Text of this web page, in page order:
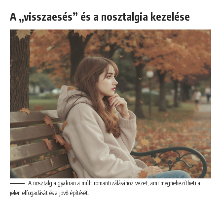
A „visszaesés” és a nosztalgia kezelése
A nosztalgia gyakran a múlt romantizálásához vezet, ami megnehezítheti a
jelen elfogadását és a jövő építését.